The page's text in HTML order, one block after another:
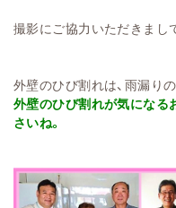
撮影にご協力いただきまし
外壁のひび割れは、雨漏り
外壁のひび割れが気になる
さいね。